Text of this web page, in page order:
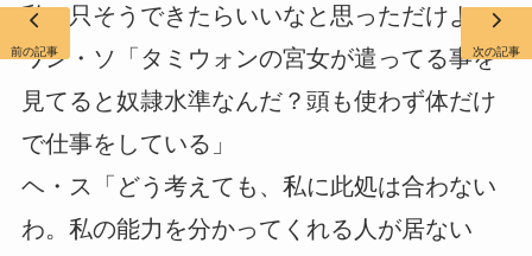
私は只そうできたらいいなと思っただけよ」
ワン・ソ「タミウォンの宮女が遣ってる事を
見てると奴隷水準なんだ？頭も使わず体だけ
で仕事をしている」
ヘ・ス「どう考えても、私に此処は合わない
わ。私の能力を分かってくれる人が居ない
前の記事 次の記事